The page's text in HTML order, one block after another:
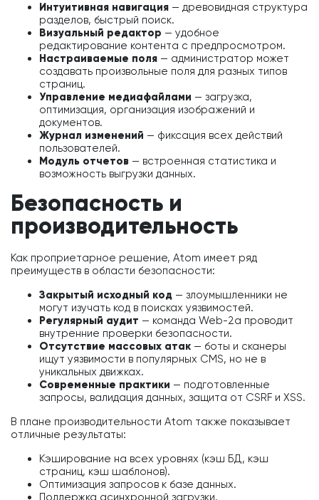
Интуитивная навигация — древовидная структура
разделов, быстрый поиск.
Визуальный редактор — удобное
редактирование контента с предпросмотром.
Настраиваемые поля — администратор может
создавать произвольные поля для разных типов
страниц.
Управление медиафайлами — загрузка,
оптимизация, организация изображений и
документов.
Журнал изменений — фиксация всех действий
пользователей.
Модуль отчетов — встроенная статистика и
возможность выгрузки данных.
Безопасность и
производительность
Как проприетарное решение, Atom имеет ряд
преимуществ в области безопасности:
Закрытый исходный код — злоумышленники не
могут изучать код в поисках уязвимостей.
Регулярный аудит — команда Web-2a проводит
внутренние проверки безопасности.
Отсутствие массовых атак — боты и сканеры
ищут уязвимости в популярных CMS, но не в
уникальных движках.
Современные практики — подготовленные
запросы, валидация данных, защита от CSRF и XSS.
В плане производительности Atom также показывает
отличные результаты:
Кэширование на всех уровнях (кэш БД, кэш
страниц, кэш шаблонов).
Оптимизация запросов к базе данных.
Поддержка асинхронной загрузки.